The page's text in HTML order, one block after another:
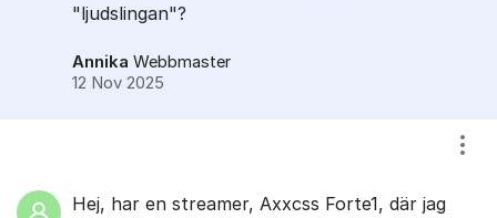
"ljudslingan"?
Annika Webbmaster
12 Nov 2025
Hej, har en streamer, Axxcss Forte1, där jag